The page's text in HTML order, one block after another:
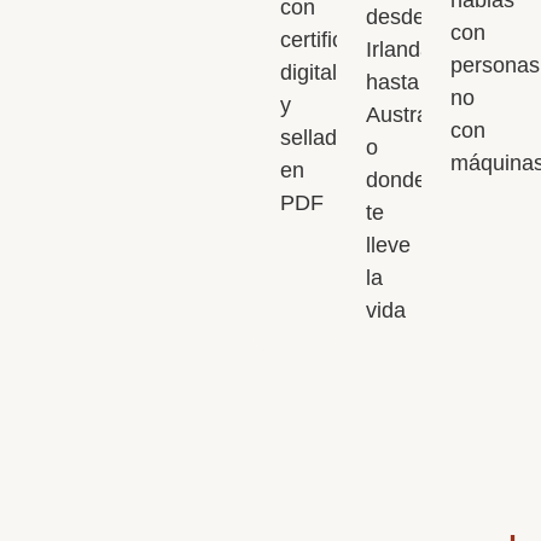
con
certificado
digital
y
selladas
en
PDF
desde
Irlanda
hasta
Australia,
o
donde
te
lleve
la
vida
con
no
con